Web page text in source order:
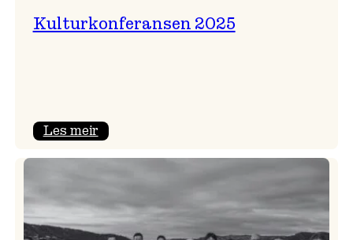
Kulturkonferansen 2025
Les meir: